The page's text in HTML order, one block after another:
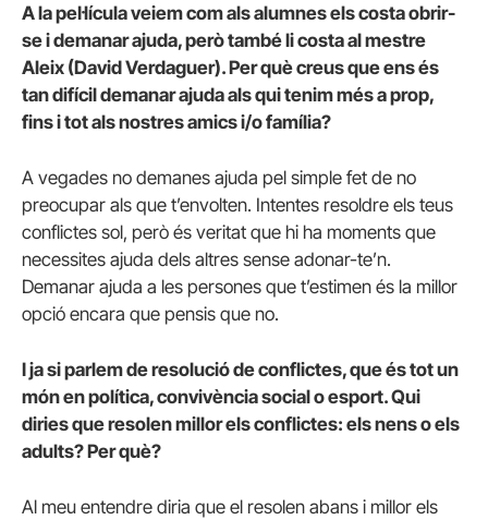
A la pel·lícula veiem com als alumnes els costa obrir-
se i demanar ajuda, però també li costa al mestre
Aleix (David Verdaguer). Per què creus que ens és
tan difícil demanar ajuda als qui tenim més a prop,
fins i tot als nostres amics i/o família?
A vegades no demanes ajuda pel simple fet de no
preocupar als que t’envolten. Intentes resoldre els teus
conflictes sol, però és veritat que hi ha moments que
necessites ajuda dels altres sense adonar-te’n.
Demanar ajuda a les persones que t’estimen és la millor
opció encara que pensis que no.
I ja si parlem de resolució de conflictes, que és tot un
món en política, convivència social o esport. Qui
diries que resolen millor els conflictes: els nens o els
adults? Per què?
Al meu entendre diria que el resolen abans i millor els